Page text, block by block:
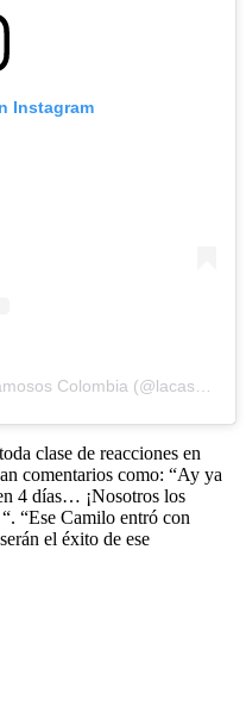
Instagram
clase de reacciones en
comentarios como: “Ay ya
4 días… ¡Nosotros los
“Ese Camilo entró con
el éxito de ese